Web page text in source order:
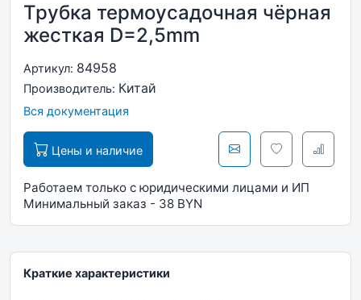
Трубка термоусадочная чёрная
жесткая D=2,5mm
Артикул: 84958
Производитель: Китай
Вся документация
Цены и наличие
Работаем только с юридическими лицами и ИП
Минимальный заказ - 38 BYN
Краткие характеристики